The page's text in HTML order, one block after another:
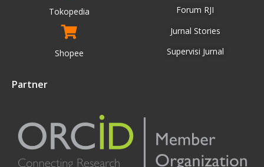
Tokopedia
Shopee
Forum RJI
Jurnal Stories
Supervisi Jurnal
Partner